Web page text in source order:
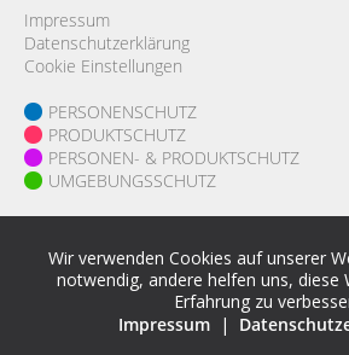
Impressum
Datenschutzerklärung
Cookie Einstellungen
PERSONENSCHUTZ
PRODUKTSCHUTZ
PERSONEN- & PRODUKTSCHUTZ
UMGEBUNGSSCHUTZ
Karriere
Wir verwenden Cookies auf unserer
notwendig, andere helfen uns, diese
Erfahrung zu
Impressum |